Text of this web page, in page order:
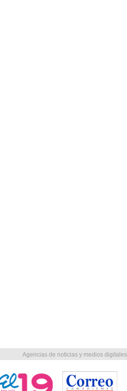
Agencias de noticias y medios digitales